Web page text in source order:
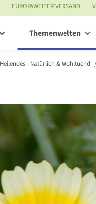
EUROPAWEITER VERSAND
Themenwelten
Heilendes - Natürlich & Wohltuend